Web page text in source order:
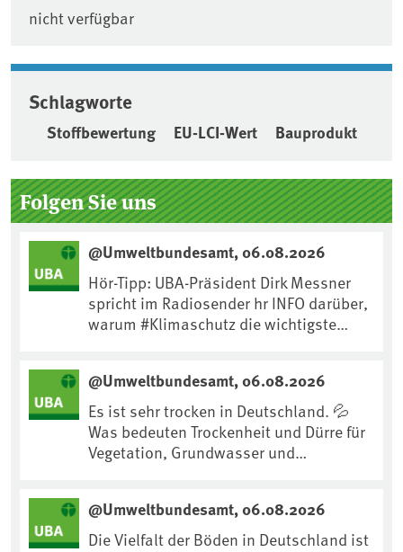
nicht verfügbar
Schlagworte
Stoffbewertung EU-LCI-Wert Bauprodukt
Seitenleiste
Folgen Sie uns
@Umweltbundesamt, 06.08.2026
Hör-Tipp: UBA-Präsident Dirk Messner
spricht im Radiosender hr INFO darüber,
warum #Klimaschutz die wichtigste
https://www.ardsounds.de/episode/urn
:ard:episode:0e7cf1c4b819c26d/
@Umweltbundesamt, 06.08.2026
Es ist sehr trocken in Deutschland. 💦
Was bedeuten Trockenheit und Dürre für
Vegetation, Grundwasser und
anpassen?🤔Antworten auf diese und
weitere Fragen auf unserer Webseite:
@Umweltbundesamt, 06.08.2026
Die Vielfalt der Böden in Deutschland ist